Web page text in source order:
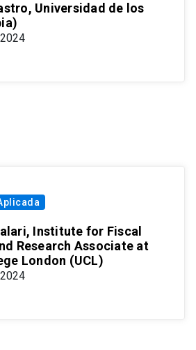
Universidad de los
Institute for Fiscal
Research Associate at
London (UCL)